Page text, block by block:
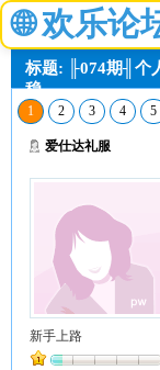
🌐 欢乐论
标题: ╟074期╢个
稳。
1 2 3 4 5
爱仕达礼服
新手上路